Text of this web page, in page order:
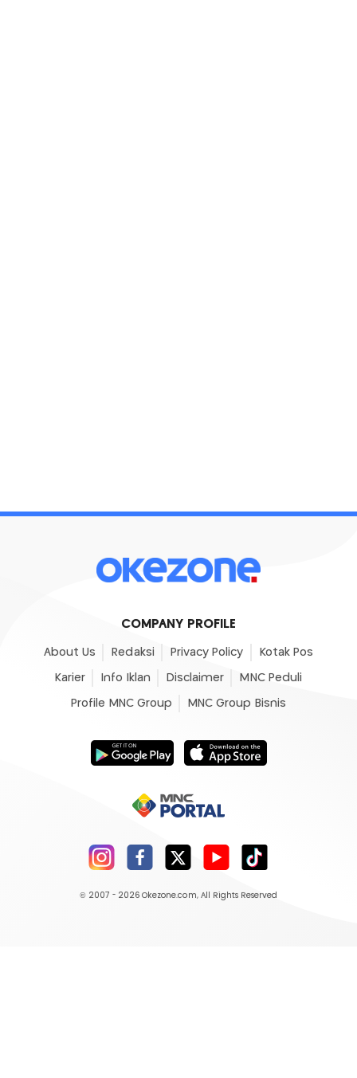
COMPANY PROFILE
About Us Redaksi Privacy Policy Kotak Pos
Karier Info Iklan Disclaimer MNC Peduli
Profile MNC Group MNC Group Bisnis
© 2007 - 2026 Okezone.com, All Rights Reserved